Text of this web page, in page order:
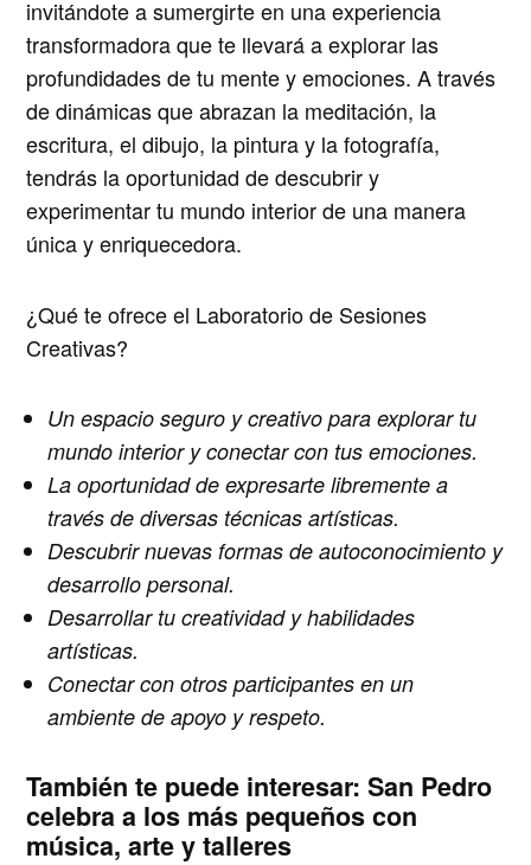
invitándote a sumergirte en una experiencia
transformadora que te llevará a explorar las
profundidades de tu mente y emociones. A través
de dinámicas que abrazan la meditación, la
escritura, el dibujo, la pintura y la fotografía,
tendrás la oportunidad de descubrir y
experimentar tu mundo interior de una manera
única y enriquecedora.
¿Qué te ofrece el Laboratorio de Sesiones
Creativas?
Un espacio seguro y creativo para explorar tu
mundo interior y conectar con tus emociones.
La oportunidad de expresarte libremente a
través de diversas técnicas artísticas.
Descubrir nuevas formas de autoconocimiento y
desarrollo personal.
Desarrollar tu creatividad y habilidades
artísticas.
Conectar con otros participantes en un
ambiente de apoyo y respeto.
También te puede interesar:San Pedro
celebra a los más pequeños con
música, arte y talleres